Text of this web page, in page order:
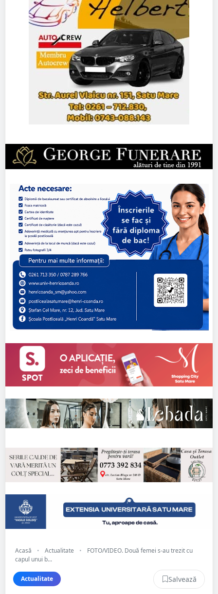
Acasă • Actualitate •
FOTO/VIDEO. Două femei s-au trezit cu
capul unui b...
Actualitate Salvează